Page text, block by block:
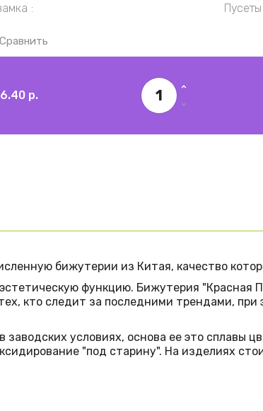
Сравнить
р.
бижутерии из Китая, качество
функцию. Бижутерия "Красная
кто следит за последними трендами,
условиях, основа ее это сплавы
"под старину". На изделиях